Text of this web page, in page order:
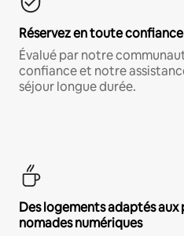
Réservez en toute confiance
Évalué par notre
confiance et notre
séjour longue durée.
Des logements adaptés aux
nomades numériques